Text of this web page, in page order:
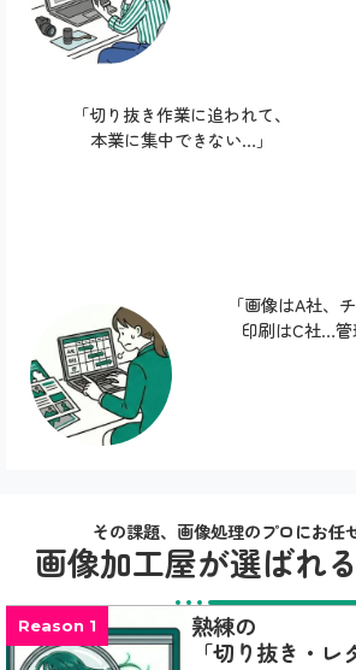
「切り抜き作業に追われて、
本業に集中できない…」
「画像はA社、
印刷はC社…管
その課題、画像処理のプロにお任
画像加工屋が選ばれ
Reason 1
熟練の
「切り抜き・